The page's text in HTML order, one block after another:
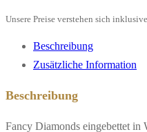
Unsere Preise verstehen sich
Beschreibung
Zusätzliche Information
Beschreibung
Fancy Diamonds eingebettet in